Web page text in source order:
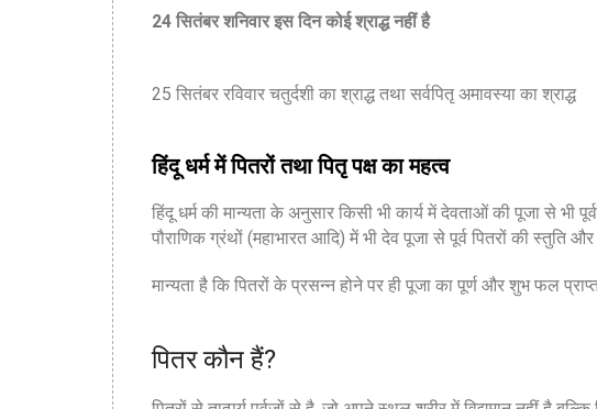
24 सितंबर शनिवार इस दिन कोई श्राद्ध नहीं है
25 सितंबर रविवार चतुर्दशी का श्राद्ध तथा सर्वपितृ अमावस्या का श्राद्ध
हिंदू धर्म में पितरों तथा पितृ पक्ष का महत्व
हिंदू धर्म की मान्यता के अनुसार किसी भी कार्य में देवताओं की पूजा से भी
पौराणिक ग्रंथों (महाभारत आदि) में भी देव पूजा से पूर्व पितरों की स्तुति और
मान्यता है कि पितरों के प्रसन्न होने पर ही पूजा का पूर्ण और शुभ फल
पितर कौन हैं?